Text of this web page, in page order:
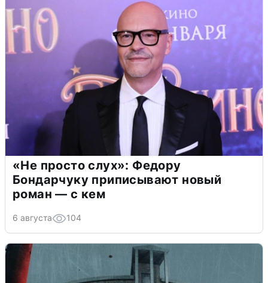
«Не просто слух»: Федору
Бондарчуку приписывают новый
роман — с кем
6 августа 104